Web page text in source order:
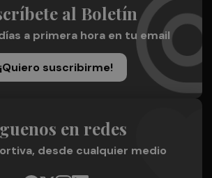
al Boletín
a primera hora en tu email
¡Quiero suscribirme!
en redes
desde cualquier medio